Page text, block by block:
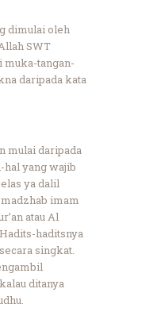
dimulai oleh
SWT
muka-tangan-
daripada kata
mulai daripada
hal yang wajib
ya dalil
imam
atau Al
haditsnya
singkat.
ditanya